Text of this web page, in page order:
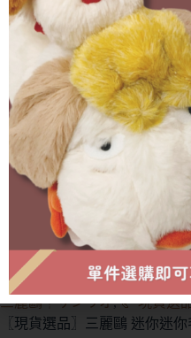
分類: 🧸 可愛角色周邊┊癒し
三麗鷗┊サンリオ,🥐 現貨選
〖現貨選品〗三麗鷗 迷你迷